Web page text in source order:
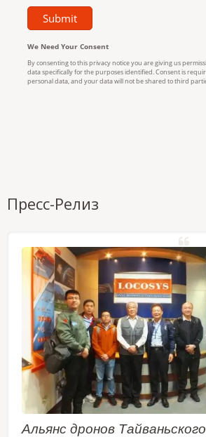
Пресс-Релиз
Альянс дронов Тайваньского